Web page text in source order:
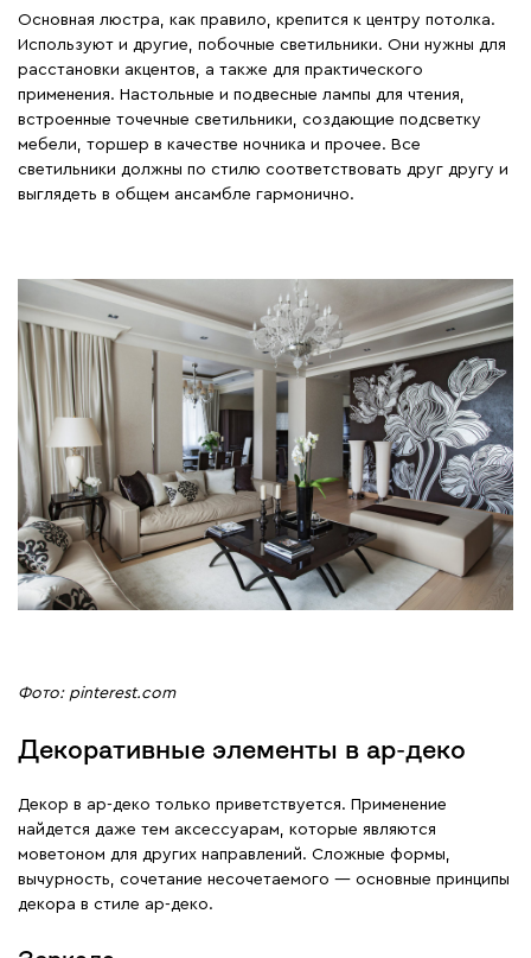
Основная люстра, как правило, крепится к центру потолка.
Используют и другие, побочные светильники. Они нужны для
расстановки акцентов, а также для практического
применения. Настольные и подвесные лампы для чтения,
встроенные точечные светильники, создающие подсветку
мебели, торшер в качестве ночника и прочее. Все
светильники должны по стилю соответствовать друг другу и
выглядеть в общем ансамбле гармонично.
Фото: pinterest.com
Декоративные элементы в ар-деко
Декор в ар-деко только приветствуется. Применение
найдется даже тем аксессуарам, которые являются
моветоном для других направлений. Сложные формы,
вычурность, сочетание несочетаемого — основные принципы
декора в стиле ар-деко.